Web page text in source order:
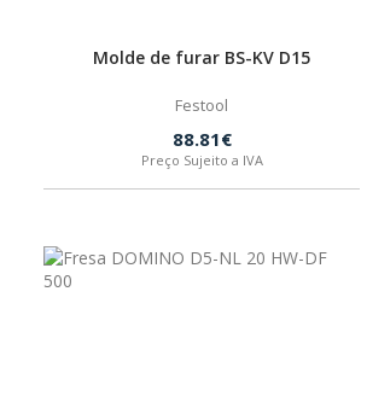
Molde de furar BS-KV D15
Festool
88.81€
Preço Sujeito a IVA